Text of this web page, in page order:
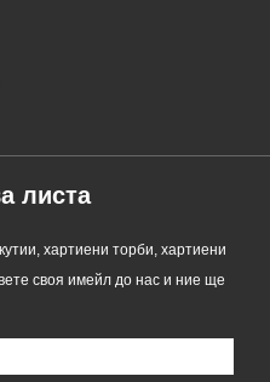
листа
хартиени торби, хартиени
своя имейл до нас и ние ще